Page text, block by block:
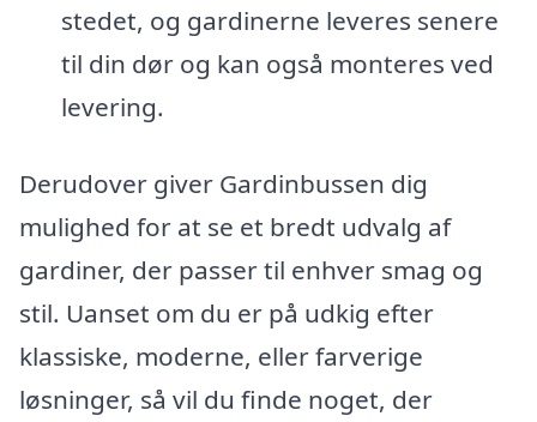
stedet, og gardinerne leveres senere
til din dør og kan også monteres ved
levering.
Derudover giver Gardinbussen dig
mulighed for at se et bredt udvalg af
gardiner, der passer til enhver smag og
stil. Uanset om du er på udkig efter
klassiske, moderne, eller farverige
løsninger, så vil du finde noget, der